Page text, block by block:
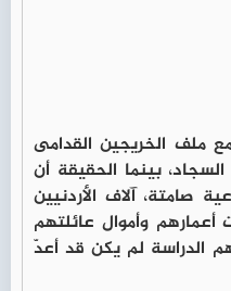
ملف الخريجين القدامى
بينما الحقيقة أن
صامتة، آلاف الأردنيين
وأموال عائلتهم
الدراسة لم يكن قد أعدّ